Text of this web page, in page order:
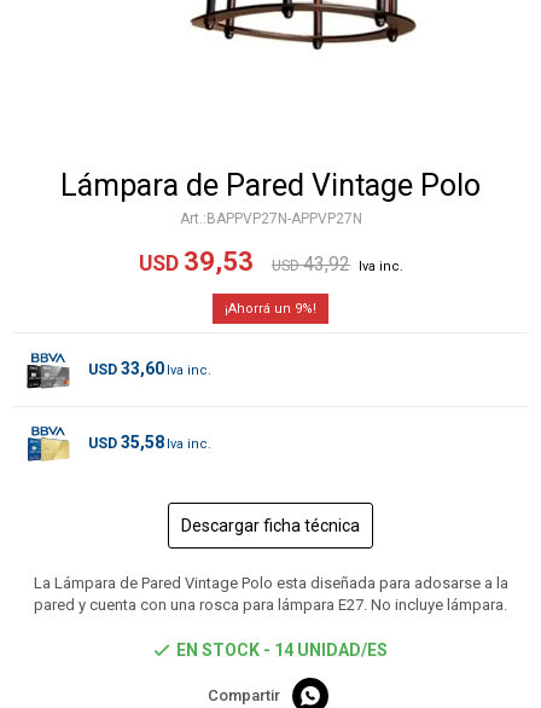
Lámpara de Pared Vintage Polo
BAPPVP27N-APPVP27N
USD 39,53 USD 43,92
9
USD 33,60
USD 35,58
Descargar ficha técnica
La Lámpara de Pared Vintage Polo esta diseñada para adosarse a la
pared y cuenta con una rosca para lámpara E27. No incluye lámpara.
EN STOCK - 14 UNIDAD/ES
